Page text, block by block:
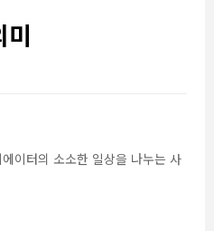
이터의 소소한 일상을 나누는 사